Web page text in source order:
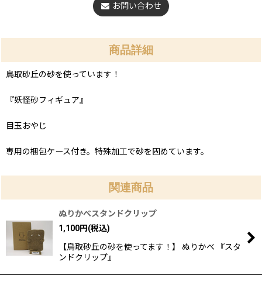
お問い合わせ
商品詳細
鳥取砂丘の砂を使っています！
『妖怪砂フィギュア』
目玉おやじ
専用の梱包ケース付き。特殊加工で砂を固めています。
関連商品
ぬりかべスタンドクリップ
1,100円(税込)
【鳥取砂丘の砂を使ってます！】 ぬりかべ 『スタ
ンドクリップ』